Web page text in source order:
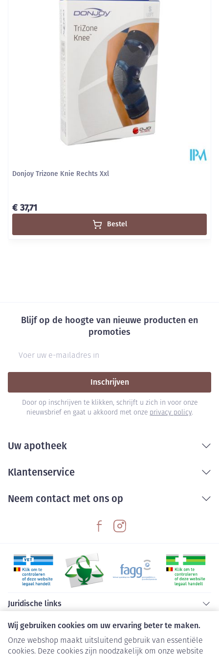
Wij gebruiken cookies om uw ervaring beter te maken.
Onze webshop maakt uitsluitend gebruik van essentiële
cookies. Deze cookies zijn noodzakelijk om onze website
22 mm
Stuk
Kamertemperatuur (15°C - 25°C)
Donjoy Trizone Knie Rechts Xxl
€ 37,71
Bestel
Blijf op de hoogte van nieuwe producten en
promoties
Inschrijven
Door op inschrijven te klikken, schrijft u zich in voor onze
nieuwsbrief en gaat u akkoord met onze privacy policy.
Uw apotheek
Klantenservice
Neem contact met ons op
Juridische links